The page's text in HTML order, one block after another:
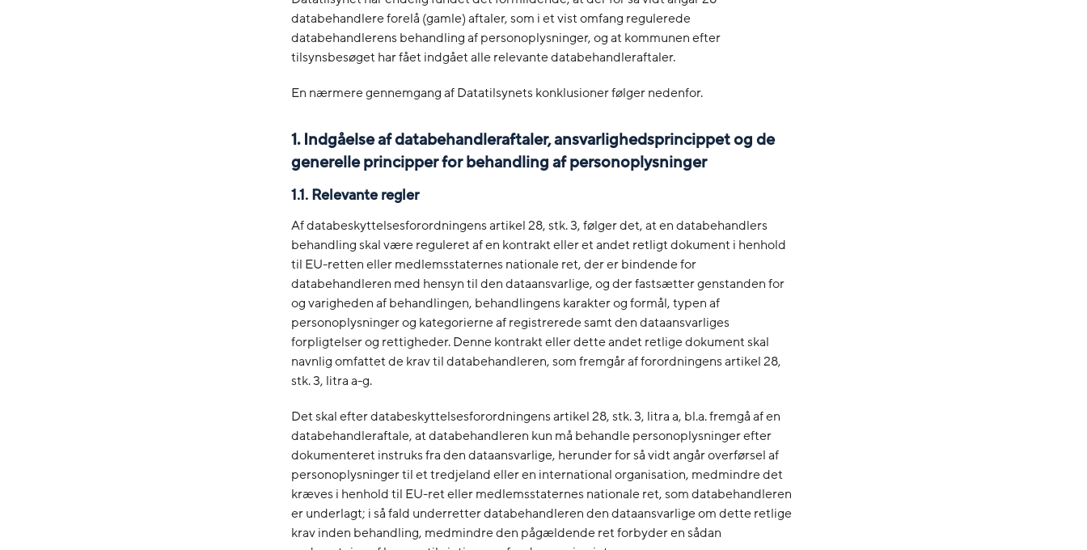
databehandlere forelå (gamle) aftaler, som i et vist omfang regulerede
databehandlerens behandling af personoplysninger, og at kommunen efter
tilsynsbesøget har fået indgået alle relevante databehandleraftaler.
En nærmere gennemgang af Datatilsynets konklusioner følger nedenfor.
1. Indgåelse af databehandleraftaler, ansvarlighedsprincippet og de
generelle principper for behandling af personoplysninger
1.1. Relevante regler
Af databeskyttelsesforordningens artikel 28, stk. 3, følger det, at en databehandlers
behandling skal være reguleret af en kontrakt eller et andet retligt dokument i henhold
til EU-retten eller medlemsstaternes nationale ret, der er bindende for
databehandleren med hensyn til den dataansvarlige, og der fastsætter genstanden for
og varigheden af behandlingen, behandlingens karakter og formål, typen af
personoplysninger og kategorierne af registrerede samt den dataansvarliges
forpligtelser og rettigheder. Denne kontrakt eller dette andet retlige dokument skal
navnlig omfattet de krav til databehandleren, som fremgår af forordningens artikel 28,
stk. 3, litra a-g.
Det skal efter databeskyttelsesforordningens artikel 28, stk. 3, litra a, bl.a. fremgå af en
databehandleraftale, at databehandleren kun må behandle personoplysninger efter
dokumenteret instruks fra den dataansvarlige, herunder for så vidt angår overførsel af
personoplysninger til et tredjeland eller en international organisation, medmindre det
kræves i henhold til EU-ret eller medlemsstaternes nationale ret, som databehandleren
er underlagt; i så fald underretter databehandleren den dataansvarlige om dette retlige
krav inden behandling, medmindre den pågældende ret forbyder en sådan